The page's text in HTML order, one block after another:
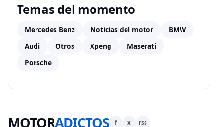
Temas del momento
Mercedes Benz Noticias del motor
BMW
Audi
Otros Xpeng
Maserati
Porsche
MOTORADICTOS f x rss